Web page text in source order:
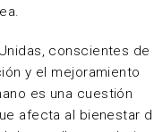
conscientes de
y el mejoramiento
es una cuestión
afecta al bienestar